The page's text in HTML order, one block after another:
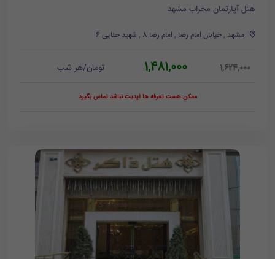
هتل آپارتمان محراب مشهد
مشهد , خیابان امام رضا , امام رضا 8 , شهید حنایی 6
1,624,000
1,481,000 تومان/هر شب
ممکن هست تعرفه ها آپدیت نباشد تماس بگیرد